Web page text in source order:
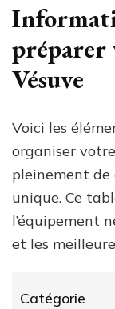
préparer
Vésuve
Voici les
organiser
pleinement
unique. Ce
l’équipement
et les
Catégorie